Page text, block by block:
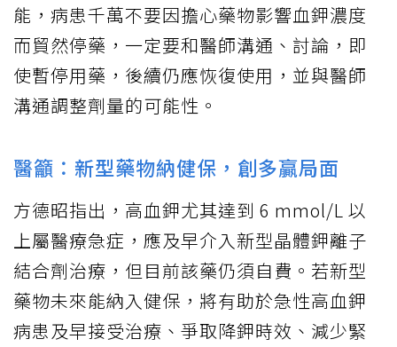
能，病患千萬不要因擔心藥物影響血鉀濃度
而貿然停藥，一定要和醫師溝通、討論，即
使暫停用藥，後續仍應恢復使用，並與醫師
溝通調整劑量的可能性。
醫籲：新型藥物納健保，創多贏局面
方德昭指出，高血鉀尤其達到 6 mmol/L 以
上屬醫療急症，應及早介入新型晶體鉀離子
結合劑治療，但目前該藥仍須自費。若新型
藥物未來能納入健保，將有助於急性高血鉀
病患及早接受治療、爭取降鉀時效、減少緊